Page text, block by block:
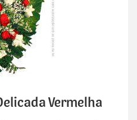
Vermelha